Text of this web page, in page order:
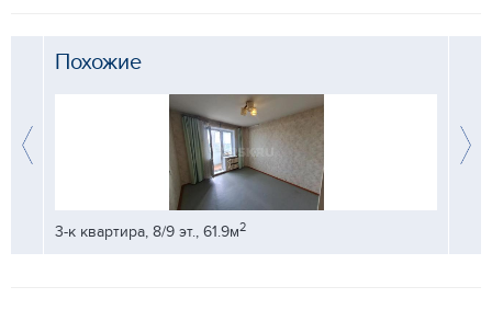
Похожие
3-к квартира, 8/9 эт., 61.9м2